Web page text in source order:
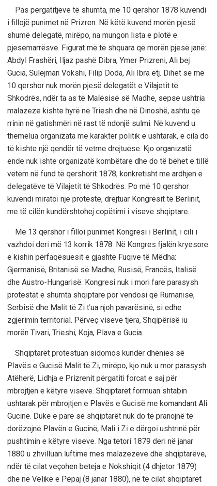
Pas përgatitjeve të shumta, më 10 qershor 1878 kuvendi
i fillojë punimet në Prizren. Në këtë kuvend morën pjesë
shumë delegatë, mirëpo, na mungon lista e plotë e
pjesëmarrësve. Figurat më të shquara që morën pjesë janë:
Abdyl Frashëri, Iljaz pashë Dibra, Ymer Prizreni, Ali bej
Gucia, Sulejman Vokshi, Filip Doda, Ali Ibra etj. Dihet se më
10 qershor nuk morën pjesë delegatët e Vilajetit të
Shkodrës, ndër ta as të Malësisë së Madhe, sepse ushtria
malazeze kishte hyrë në Triesh dhe në Dinoshë, ashtu që
rrinin në gatishmëri në rast të ndonjë sulmi. Në kuvend u
themelua organizata me karakter politik e ushtarak, e cila do
të kishte një qendër të vetme drejtuese. Kjo organizatë
ende nuk ishte organizatë kombëtare dhe do të bëhet e tillë
vetëm në fund të qershorit 1878, konkretisht me ardhjen e
delegatëve të Vilajetit të Shkodrës. Po më 10 qershor
kuvendi miratoi një protestë, drejtuar Kongresit të Berlinit,
me të cilën kundërshtohej copëtimi i viseve shqiptare.
Më 13 qershor i filloi punimet Kongresi i Berlinit, i cili i
vazhdoi deri më 13 korrik 1878. Në Kongres fjalën kryesore
e kishin përfaqësuesit e gjashtë Fuqive të Mëdha:
Gjermanisë, Britanisë së Madhe, Rusisë, Francës, Italisë
dhe Austro-Hungarisë. Kongresi nuk i mori fare parasysh
protestat e shumta shqiptare por vendosi që Rumanisë,
Serbisë dhe Malit të Zi t’ua njoh pavarësinë, si edhe
zgjerimin territorial. Përveç viseve tjera, Shqipërisë iu
morën Tivari, Trieshi, Koja, Plava e Gucia.
Shqiptarët protestuan sidomos kundër dhënies së
Plavës e Gucisë Malit të Zi, mirëpo, kjo nuk u mor parasysh.
Atëherë, Lidhja e Prizrenit përgatiti forcat e saj për
mbrojtjen e këtyre viseve. Shqiptarët formuan shtabin
ushtarak për mbrojtjen e Plavës e Gucisë me komandant Ali
Gucinë. Duke e parë se shqiptarët nuk do të pranojnë të
dorëzojnë Plavën e Gucinë, Mali i Zi e dërgoi ushtrinë për
pushtimin e këtyre viseve. Nga tetori 1879 deri në janar
1880 u zhvilluan luftime mes malazezëve dhe shqiptarëve,
ndër të cilat veçohen beteja e Nokshiqit (4 dhjetor 1879)
dhe në Velikë e Pepaj (8 janar 1880), në të cilat shqiptarët